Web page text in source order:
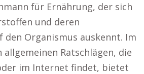
für Ernährung, der sich
und deren
den Organismus auskennt. Im
allgemeinen Ratschlägen, die
im Internet findet, bietet